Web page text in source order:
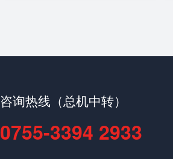
咨询热线（总机中转）
0755-3394 2933